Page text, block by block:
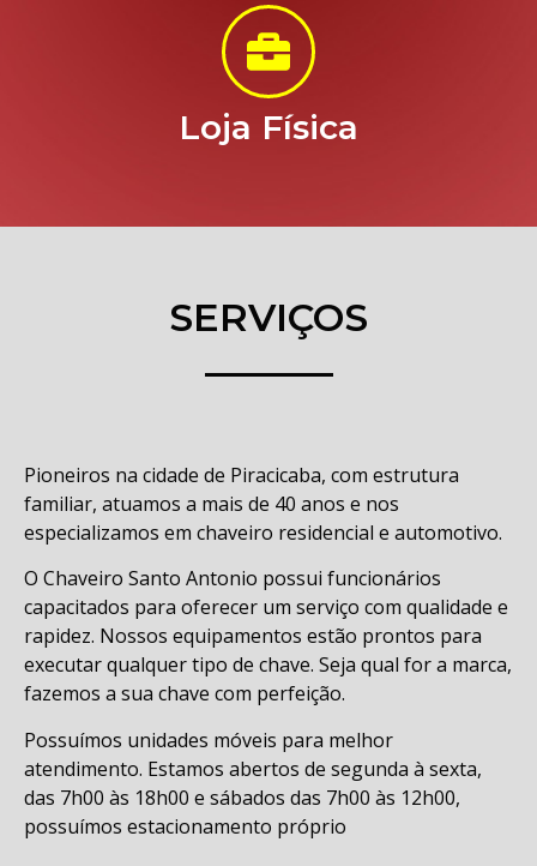
Loja Física
SERVIÇOS
Pioneiros na cidade de Piracicaba, com estrutura
familiar, atuamos a mais de 40 anos e nos
especializamos em chaveiro residencial e automotivo.
O Chaveiro Santo Antonio possui funcionários
capacitados para oferecer um serviço com qualidade e
rapidez. Nossos equipamentos estão prontos para
executar qualquer tipo de chave. Seja qual for a marca,
fazemos a sua chave com perfeição.
Possuímos unidades móveis para melhor
atendimento. Estamos abertos de segunda à sexta,
das 7h00 às 18h00 e sábados das 7h00 às 12h00,
possuímos estacionamento próprio